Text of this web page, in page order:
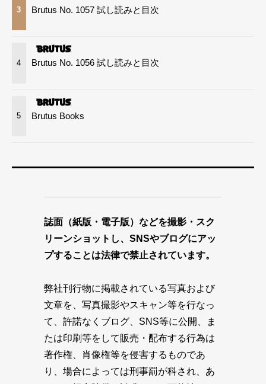
3 Brutus No. 1057 試し読みと目次
4 Brutus No. 1056 試し読みと目次
5 Brutus Books
誌面（紙版・電子版）などを撮影・スク
リーンショットし、SNSやブログにアッ
プすることは法律で禁止されています。
弊社刊行物に掲載されている写真および
文章を、写真撮影やスキャン等を行なっ
て、許諾なくブログ、SNS等に公開、ま
たは印刷等をして販売・配布する行為は
著作権、肖像権等を侵害するものであ
り、場合によっては刑事罰が科され、あ